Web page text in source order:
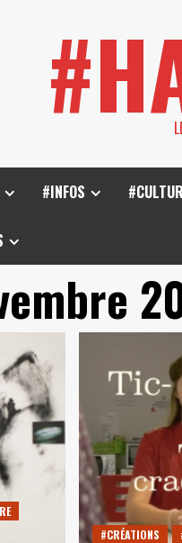
#INFOS
#CRÉATIONS